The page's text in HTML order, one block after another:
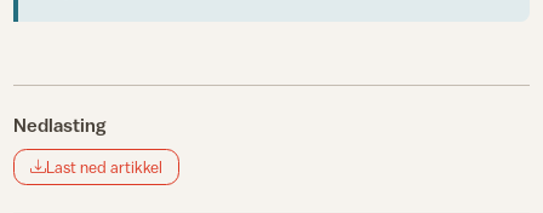
Nedlasting
Last ned artikkel